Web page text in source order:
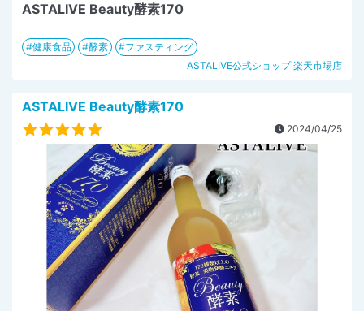
ASTALIVE Beauty酵素170
健康食品 酵素
ファスティング
ASTALIVE公式ショップ 楽天市場店
ASTALIVE Beauty酵素170
2024/04/25